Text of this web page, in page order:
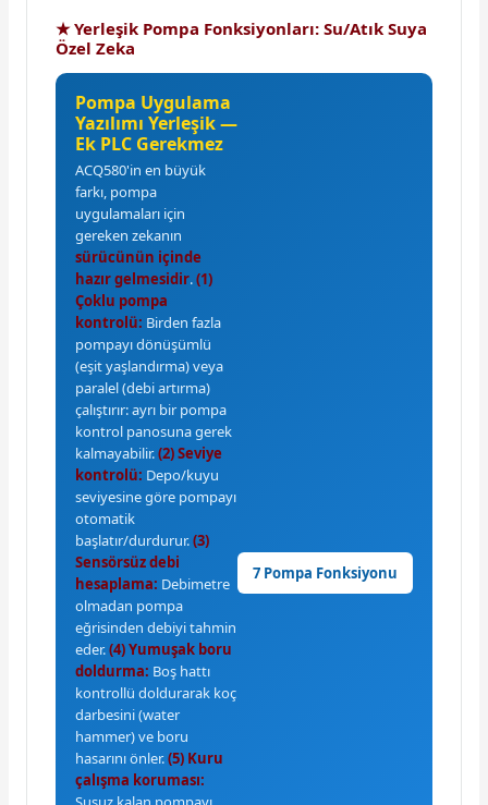
★ Yerleşik Pompa Fonksiyonları: Su/Atık Suya
Özel Zeka
Pompa Uygulama
Yazılımı Yerleşik —
Ek PLC Gerekmez
ACQ580'in en büyük
farkı, pompa
uygulamaları için
gereken zekanın
sürücünün içinde
hazır gelmesidir.(1)
Çoklu pompa
kontrolü: Birden fazla
pompayı dönüşümlü
(eşit yaşlandırma) veya
paralel (debi artırma)
çalıştırır: ayrı bir pompa
kontrol panosuna gerek
kalmayabilir.(2) Seviye
kontrolü: Depo/kuyu
seviyesine göre pompayı
otomatik
başlatır/durdurur.(3)
Sensörsüz debi
hesaplama: Debimetre
olmadan pompa
eğrisinden debiyi tahmin
eder.(4) Yumuşak boru
doldurma: Boş hattı
kontrollü doldurarak koç
darbesini (water
hammer) ve boru
hasarını önler.(5) Kuru
çalışma koruması:
7 Pompa Fonksiyonu